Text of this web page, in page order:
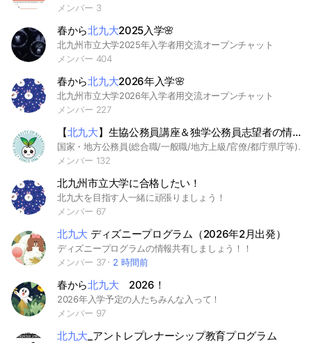
メンバー 3
春から北九大2025入学🌸
北九州市立大学2025年入学者用交流オープンチャット
メンバー 404
春から北九大2026年入学🌸
北九州市立大学2026年入学者用交流オープンチャット
メンバー 227
【北九大】生協公務員講座＆独学公務員志望者の情報交換グループ
国家・地方公務員(総合職/一般職/地方上級/官僚/都庁県庁等)選考・試験対策グループ ※教養区分、法律区分、経済区分、官僚、総合職、一般職、専門職、国総、国般、地上、国税、国家総合職、国家一般職、裁判所総合職、衆参事務局総合職、外務省専門職、防衛省専門職、労働基準監督官、東京都Ⅰ類Ｂ、国税専門官、財務専門官、特別区Ⅰ類、地方上級、財務省、経済産業省、外務省、総務省、厚生労働省、警察庁、文部科学省、東京都庁、特別区、県庁、市役所など 就活生向けの選考対策&情報交換グループ✍️ 気軽に選考対策・情報交換しましょう！ 就活を始めたての方も気軽にご参加ください！ 【基本ルール】 ・必ず「敬語」を用いること ・スタンプは禁止 ・意見を求める際には自分なりの考えも提示し丸投げしないこと ・議論をする場合は前提と目的を揃え、建設的な対話をする事 ・無許可の広告宣伝は禁止(ご希望の場合は問い合わせフォームよりお願いします) jobhunt ジョブハント #就活 #26卒#27卒#28卒#29卒 #就職 #採用 #内定 #選考 #就活対策 #早期選考 #早期内定 #インターン #インターンシップ #面接 #エントリーシート #長期 #長期インターン #サマーインターン #エントリーシート #ES #業界研究 #ガクチカ #企業研究 #自己分析 #自己PR #WEBテスト #解答集 #回答集 #SPI #玉手箱 #テストセンター #悩み相談 #就活応援 #不安 #ジョブ型雇用 #高収入 #企業分析 #業界分析 #企画 #制作、#制作進行 #営業 #開発 #開発職 #研究職 #人事 #SE #システムエンジニア #デザイナー #WEBデザイナー #外資系企業 #コンサル #IT業界 #メーカー #銀行 #投資銀行 #エンジニア #広告代理店 #テレビ業界 #マスコミ #商社 #アパレル #製薬業界 #不動産 #デベロッパー #まちづくり #地方創生 #人材 #教育 #飲食業界 #アニメ業界 #ゲーム業界 #独立行政法人 #エンタメ業界 #介護 #福祉 #流通 #小売 #化粧品メーカー #鉄鋼 #家電メーカー #ベンチャー #コンサルタント #ob #og #転職 #公務員 #看護師 #ドライバー #保育士 #IT #営業 #デザイナー #エンジニア
メンバー 132
北九州市立大学に合格したい！
北九大を目指す人一緒に頑張りましょう！
メンバー 67
北九大 ディズニープログラム（2026年2月出発）
ディズニープログラムの情報共有しましょう！！
メンバー 37
2 時間前
春から北九大 2026！
2026年入学予定の人たちみんな入って！
メンバー 97
北九大 _アントレプレナーシップ教育プログラム